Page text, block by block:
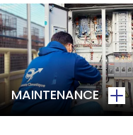
MAINTENANCE